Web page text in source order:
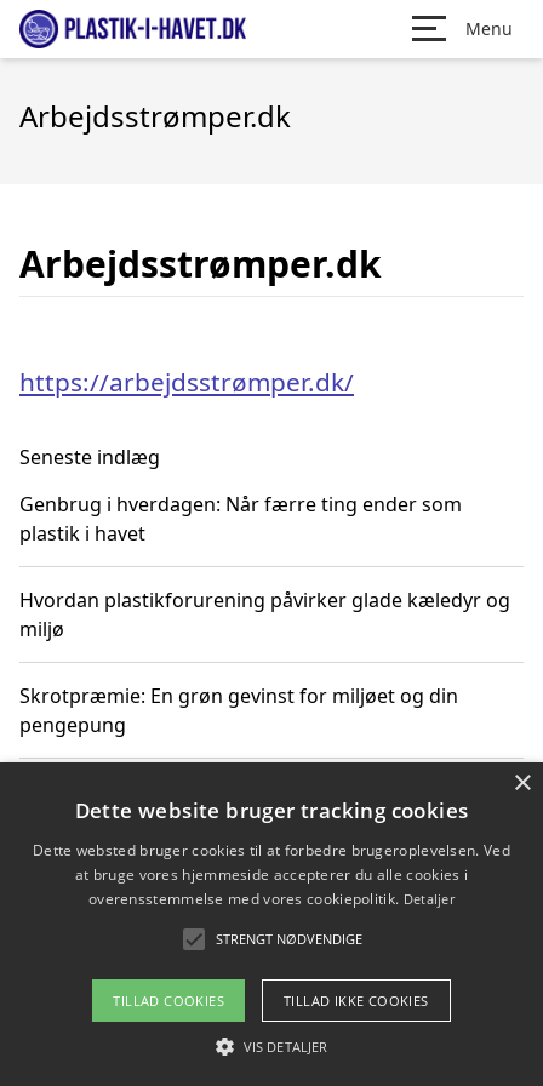
Menu
Arbejdsstrømper.dk
Arbejdsstrømper.dk
https://arbejdsstrømper.dk/
Seneste indlæg
Genbrug i hverdagen: Når færre ting ender som
plastik i havet
Hvordan plastikforurening påvirker glade kæledyr og
miljø
Skrotpræmie: En grøn gevinst for miljøet og din
pengepung
Hvordan blåfade med rist kan hjælpe med at reducere
plastik i havet
Spil kasinospil på et troværdigt online casino: Din
guide til sikker og sjov underholdning
Copyright 2026 - Pilanto Aps
Om / kontakt
×
Dette website bruger tracking cookies
Dette websted bruger cookies til at forbedre brugeroplevelsen. Ved
at bruge vores hjemmeside accepterer du alle cookies i
overensstemmelse med vores cookiepolitik. Detaljer
STRENGT NØDVENDIGE
TILLAD COOKIES TILLAD IKKE COOKIES
VIS DETALJER